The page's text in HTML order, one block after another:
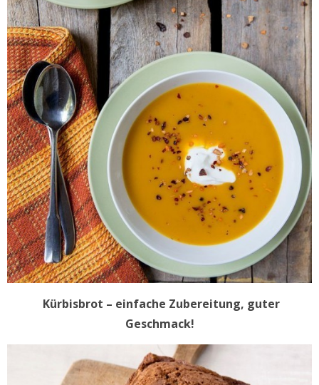
Kürbisbrot – einfache Zubereitung, guter
Geschmack!